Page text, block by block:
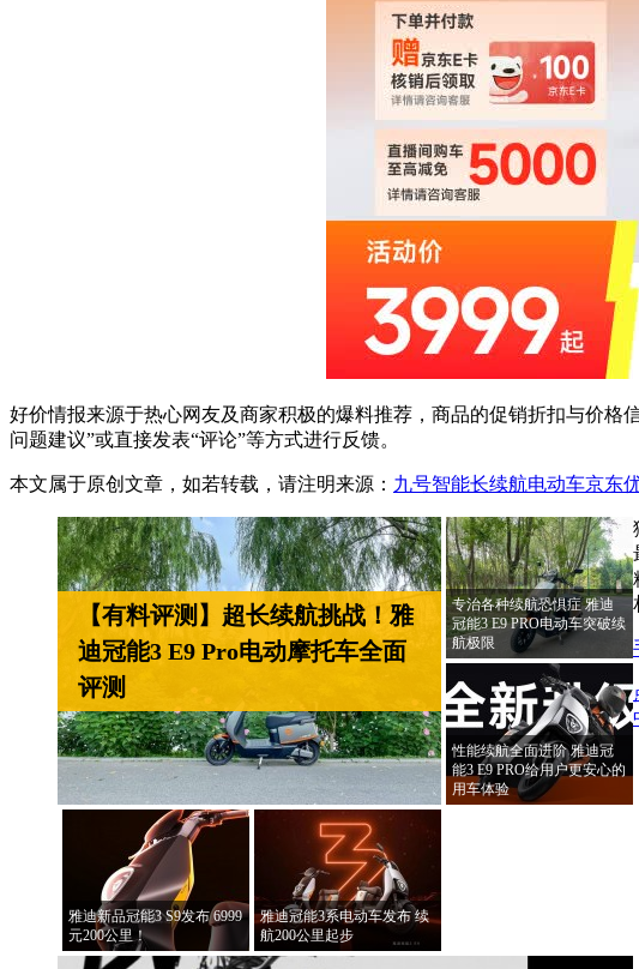
好价情报来源于热心网友及商家积极的爆料推荐，商品的促销折扣与价格
问题建议”或直接发表“评论”等方式进行反馈。
本文属于原创文章，如若转载，请注明来源： 九号智能长续航电动车京东
【有料评测】超长续航挑战！雅
迪冠能3 E9 Pro电动摩托车全面
评测
专治各种续航恐惧症 雅迪
冠能3 E9 PRO电动车突破续
航极限
性能续航全面进阶 雅迪冠
能3 E9 PRO给用户更安心的
用车体验
雅迪新品冠能3 S9发布 6999
元200公里！
雅迪冠能3系电动车发布 续
航200公里起步